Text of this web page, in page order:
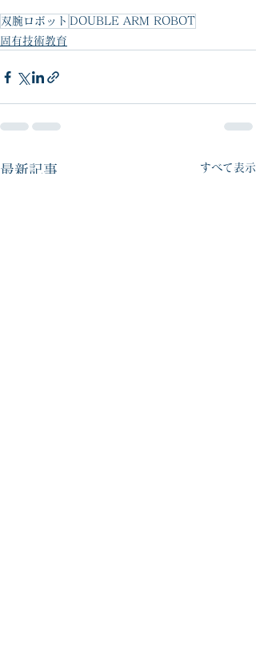
双腕ロボット
DOUBLE ARM ROBOT
固有技術教育
最新記事 すべて表示